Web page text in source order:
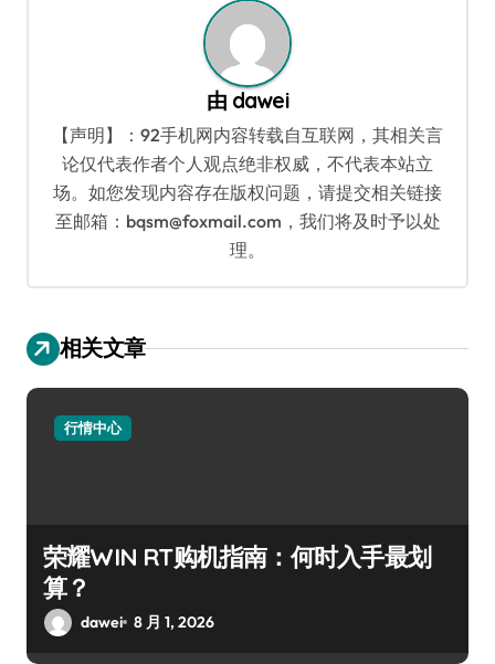
由 dawei
【声明】：92手机网内容转载自互联网，其相关言
论仅代表作者个人观点绝非权威，不代表本站立
场。如您发现内容存在版权问题，请提交相关链接
至邮箱：bqsm@foxmail.com，我们将及时予以处
理。
相关文章
行情中心
荣耀WIN RT购机指南：何时入手最划
算？
dawei 8 月 1, 2026